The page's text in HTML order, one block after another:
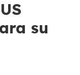
su